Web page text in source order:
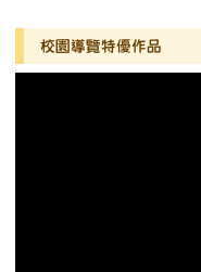
左邊區域內容
校園導覽特優作品